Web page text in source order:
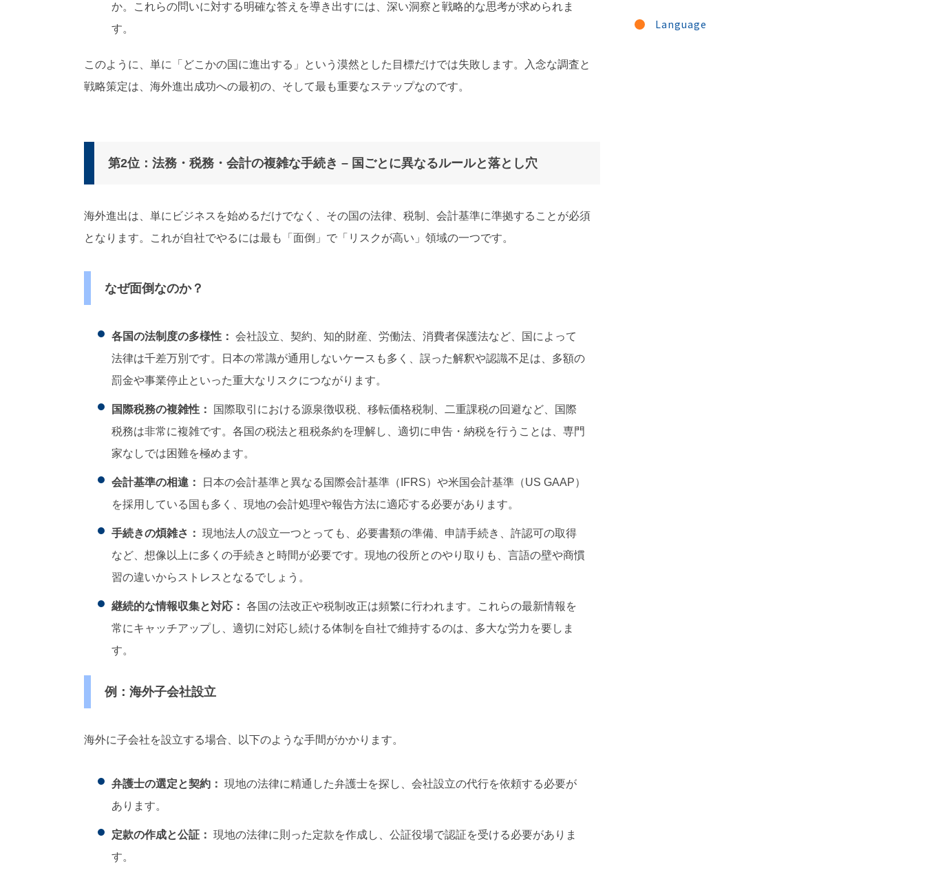
か。これらの問いに対する明確な答えを導き出すには、深い洞察と戦略的な思考が求められま
す。
このように、単に「どこかの国に進出する」という漠然とした目標だけでは失敗します。入念な調査と
戦略策定は、海外進出成功への最初の、そして最も重要なステップなのです。
第2位：法務・税務・会計の複雑な手続き – 国ごとに異なるルールと落とし穴
海外進出は、単にビジネスを始めるだけでなく、その国の法律、税制、会計基準に準拠することが必須
となります。これが自社でやるには最も「面倒」で「リスクが高い」領域の一つです。
なぜ面倒なのか？
各国の法制度の多様性： 会社設立、契約、知的財産、労働法、消費者保護法など、国によって
法律は千差万別です。日本の常識が通用しないケースも多く、誤った解釈や認識不足は、多額の
罰金や事業停止といった重大なリスクにつながります。
国際税務の複雑性：
国際取引における源泉徴収税、移転価格税制、二重課税の回避など、国際
税務は非常に複雑です。各国の税法と租税条約を理解し、適切に申告・納税を行うことは、専門
家なしでは困難を極めます。
会計基準の相違：
日本の会計基準と異なる国際会計基準（IFRS）や米国会計基準（US GAAP）
を採用している国も多く、現地の会計処理や報告方法に適応する必要があります。
手続きの煩雑さ： 現地法人の設立一つとっても、必要書類の準備、申請手続き、許認可の取得
など、想像以上に多くの手続きと時間が必要です。現地の役所とのやり取りも、言語の壁や商慣
習の違いからストレスとなるでしょう。
継続的な情報収集と対応： 各国の法改正や税制改正は頻繁に行われます。これらの最新情報を
常にキャッチアップし、適切に対応し続ける体制を自社で維持するのは、多大な労力を要しま
す。
例：海外子会社設立
海外に子会社を設立する場合、以下のような手間がかかります。
弁護士の選定と契約： 現地の法律に精通した弁護士を探し、会社設立の代行を依頼する必要が
あります。
定款の作成と公証： 現地の法律に則った定款を作成し、公証役場で認証を受ける必要がありま
す。
Language